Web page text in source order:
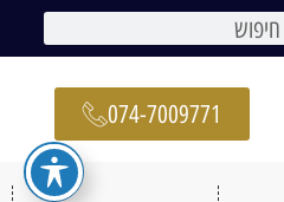
074-7009771